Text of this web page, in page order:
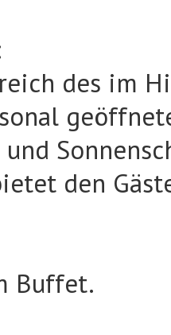
des im
den
Buffet.